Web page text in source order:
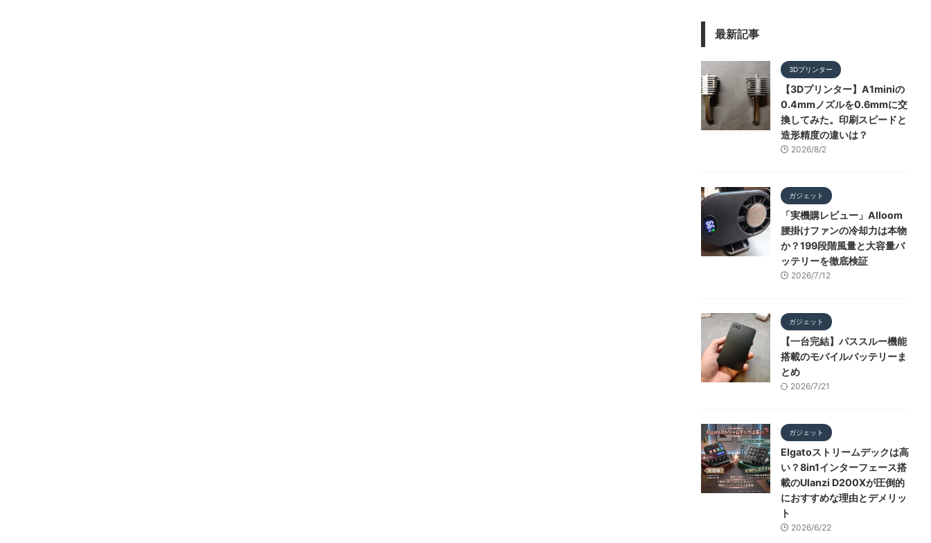
最新記事
3Dプリンター
【3Dプリンター】A1miniの
0.4mmノズルを0.6mmに交
換してみた。印刷スピードと
造形精度の違いは？
2026/8/2
ガジェット
「実機購レビュー」Alloom
腰掛けファンの冷却力は本物
か？199段階風量と大容量バ
ッテリーを徹底検証
2026/7/12
ガジェット
【一台完結】パススルー機能
搭載のモバイルバッテリーま
とめ
2026/7/21
ガジェット
Elgatoストリームデックは高
い？8in1インターフェース搭
載のUlanzi D200Xが圧倒的
におすすめな理由とデメリッ
ト
2026/6/22